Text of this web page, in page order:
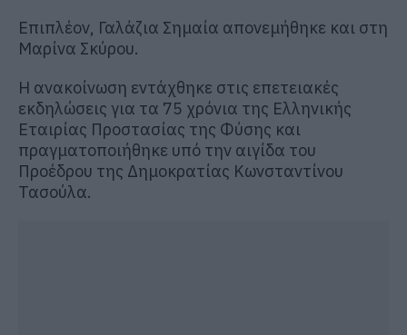
Επιπλέον, Γαλάζια Σημαία απονεμήθηκε και στη
Μαρίνα Σκύρου.
Η ανακοίνωση εντάχθηκε στις επετειακές
εκδηλώσεις για τα 75 χρόνια της Ελληνικής
Εταιρίας Προστασίας της Φύσης και
πραγματοποιήθηκε υπό την αιγίδα του
Προέδρου της Δημοκρατίας Κωνσταντίνου
Τασούλα.